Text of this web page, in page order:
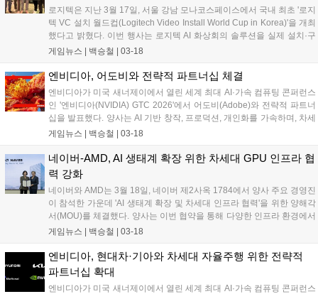
변환 계층 최적화 기능인 '인텔 바이너리 최적화 툴(Intel Binary
Optimization Tool)'을 지원한다....
로지텍은 지난 3월 17일, 서울 강남 모나코스페이스에서 국내 최초 '로지
텍 VC 설치 월드컵(Logitech Video Install World Cup in Korea)'을 개최
했다고 밝혔다. 이번 행사는 로지텍 AI 화상회의 솔루션을 실제 설치·구
축하는 역량을 겨루는 국내 파트너 챔피언십이다. '로지텍 VC 설치 월드
펜하겐을 거쳐 ISE 2025 바르셀로나에서 유럽 및 글로벌 파트너가 참여
하는 대회로 확대됐다....
게임뉴스 | 백승철 03-18
엔비디아, 어도비와 전략적 파트너십 체결
엔비디아가 미국 새너제이에서 열린 세계 최대 AI·가속 컴퓨팅 콘퍼런스
인 '엔비디아(NVIDIA) GTC 2026'에서 어도비(Adobe)와 전략적 파트너
십을 발표했다. 양사는 AI 기반 창작, 프로덕션, 개인화를 가속하며, 차세
대 어도비 파이어플라이(Firefly) 파운데이션 모델과 에이전틱 워크플로
게임뉴스 | 백승철 03-18
네이버-AMD, AI 생태계 확장 위한 차세대 GPU 인프라 협
력 강화
네이버와 AMD는 3월 18일, 네이버 제2사옥 1784에서 양사 주요 경영진
이 참석한 가운데 'AI 생태계 확장 및 차세대 인프라 협력'을 위한 양해각
서(MOU)를 체결했다. 양사는 이번 협약을 통해 다양한 인프라 환경에서
AI 기술이 유기적으로 연결되는 생태계를 구축하고, 기술 유연성을 높여
바X'에 최적화된 고성능 GPU 연산 환경 구축을 위한 기술 협력을 강화
하고 이를 통해 AI 모델을 안정적으로 운영할 수 있는 인프라 기술을 공
동으로 고도화해 나간다는 계획이다....
게임뉴스 | 백승철 03-18
엔비디아, 현대차·기아와 차세대 자율주행 위한 전략적
파트너십 확대
엔비디아가 미국 새너제이에서 열린 세계 최대 AI·가속 컴퓨팅 콘퍼런스